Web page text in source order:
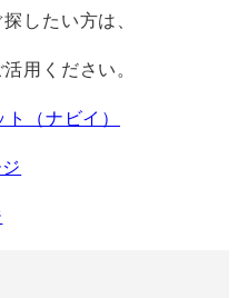
したい方は、
用ください。
（ナビイ）